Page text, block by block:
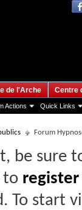
Actions Quick Links
de l'Arche Centre
Forum
be sure
to register
To start